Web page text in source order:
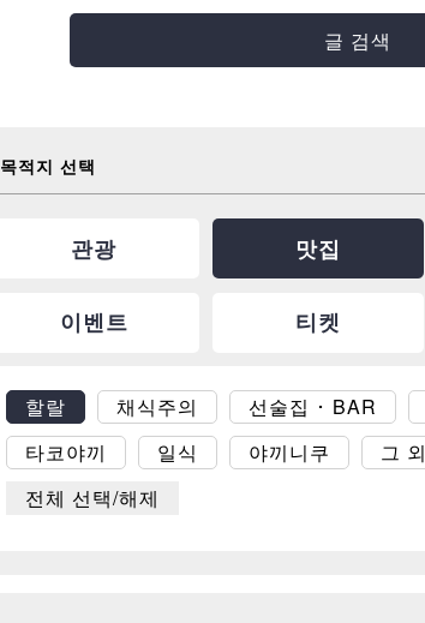
글 검색
목적지 선택
관광 맛집
이벤트 티켓
할랄 채식주의 선술집 ･ BAR
타코야끼
일식 야끼니쿠
그 외
전체 선택/해제